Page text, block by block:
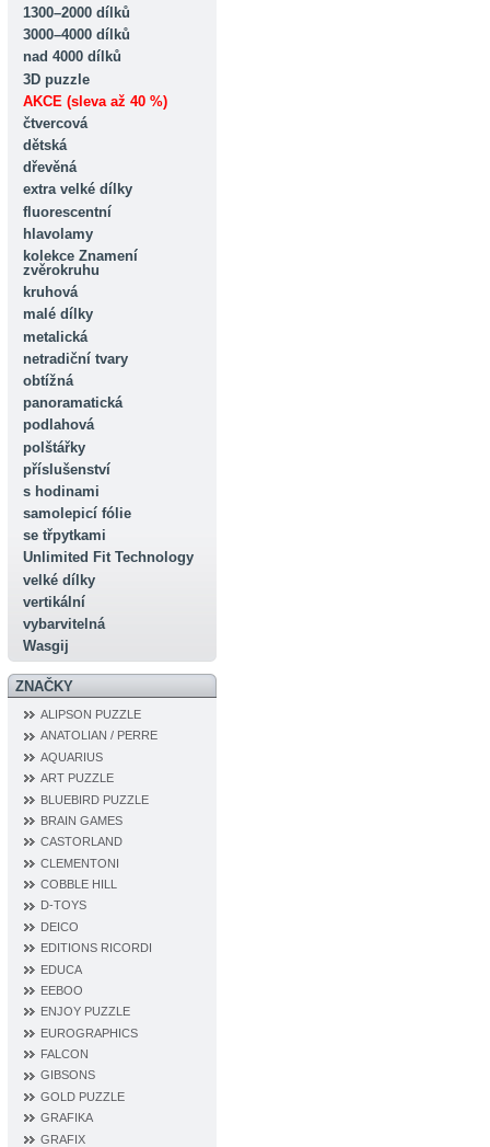
1300–2000 dílků
3000–4000 dílků
nad 4000 dílků
3D puzzle
AKCE (sleva až 40 %)
čtvercová
dětská
dřevěná
extra velké dílky
fluorescentní
hlavolamy
kolekce Znamení
zvěrokruhu
kruhová
malé dílky
metalická
netradiční tvary
obtížná
panoramatická
podlahová
polštářky
příslušenství
s hodinami
samolepicí fólie
se třpytkami
Unlimited Fit Technology
velké dílky
vertikální
vybarvitelná
Wasgij
ZNAČKY
ALIPSON PUZZLE
ANATOLIAN / PERRE
AQUARIUS
ART PUZZLE
BLUEBIRD PUZZLE
BRAIN GAMES
CASTORLAND
CLEMENTONI
COBBLE HILL
D‐TOYS
DEICO
EDITIONS RICORDI
EDUCA
EEBOO
ENJOY PUZZLE
EUROGRAPHICS
FALCON
GIBSONS
GOLD PUZZLE
GRAFIKA
GRAFIX